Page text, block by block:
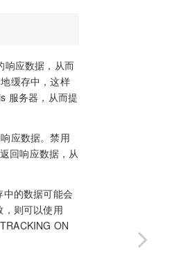
响应数据，从而
缓存中，这样
服务器，从而提
应数据。禁用
回响应数据，从
的数据可能会
则可以使用
ON